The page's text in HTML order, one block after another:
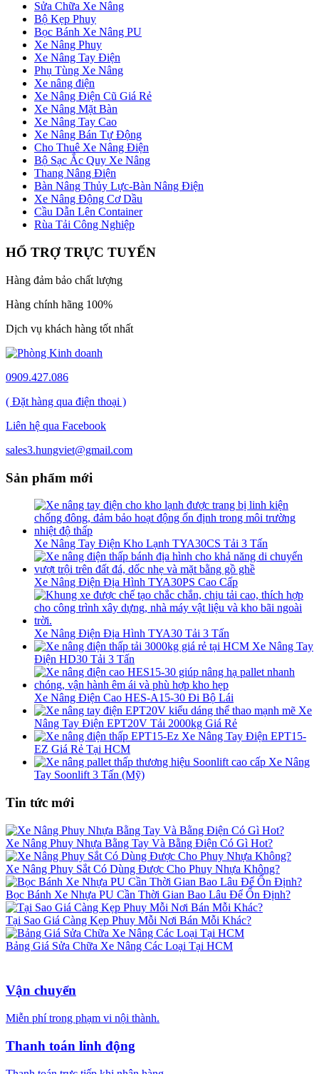
Sửa Chữa Xe Nâng
Bộ Kẹp Phuy
Bọc Bánh Xe Nâng PU
Xe Nâng Phuy
Xe Nâng Tay Điện
Phụ Tùng Xe Nâng
Xe nâng điện
Xe Nâng Điện Cũ Giá Rẻ
Xe Nâng Mặt Bàn
Xe Nâng Tay Cao
Xe Nâng Bán Tự Động
Cho Thuê Xe Nâng Điện
Bộ Sạc Ắc Quy Xe Nâng
Thang Nâng Điện
Bàn Nâng Thủy Lực-Bàn Nâng Điện
Xe Nâng Động Cơ Dầu
Cầu Dẫn Lên Container
Rùa Tải Công Nghiệp
HỔ TRỢ TRỰC TUYẾN
Hàng đảm bảo chất lượng
Hàng chính hãng 100%
Dịch vụ khách hàng tốt nhất
0909.427.086
( Đặt hàng qua điện thoại )
Liên hệ qua Facebook
sales3.hungviet@gmail.com
Sản phẩm mới
Xe Nâng Tay Điện Kho Lạnh TYA30CS Tải 3 Tấn
Xe Nâng Điện Địa Hình TYA30PS Cao Cấp
Xe Nâng Điện Địa Hình TYA30 Tải 3 Tấn
Xe Nâng Tay
Điện HD30 Tải 3 Tấn
Xe Nâng Điện Cao HES-A15-30 Đi Bộ Lái
Xe
Nâng Tay Điện EPT20V Tải 2000kg Giá Rẻ
Xe Nâng Tay Điện EPT15-
EZ Giá Rẻ Tại HCM
Xe Nâng
Tay Soonlift 3 Tấn (Mỹ)
Tin tức mới
Xe Nâng Phuy Nhựa Bằng Tay Và Bằng Điện Có Gì Hot?
Xe Nâng Phuy Sắt Có Dùng Được Cho Phuy Nhựa Không?
Bọc Bánh Xe Nhựa PU Cần Thời Gian Bao Lâu Để Ổn Định?
Tại Sao Giá Càng Kẹp Phuy Mỗi Nơi Bán Mỗi Khác?
Bảng Giá Sửa Chữa Xe Nâng Các Loại Tại HCM
Vận chuyển
Miễn phí trong phạm vi nội thành.
Thanh toán linh động